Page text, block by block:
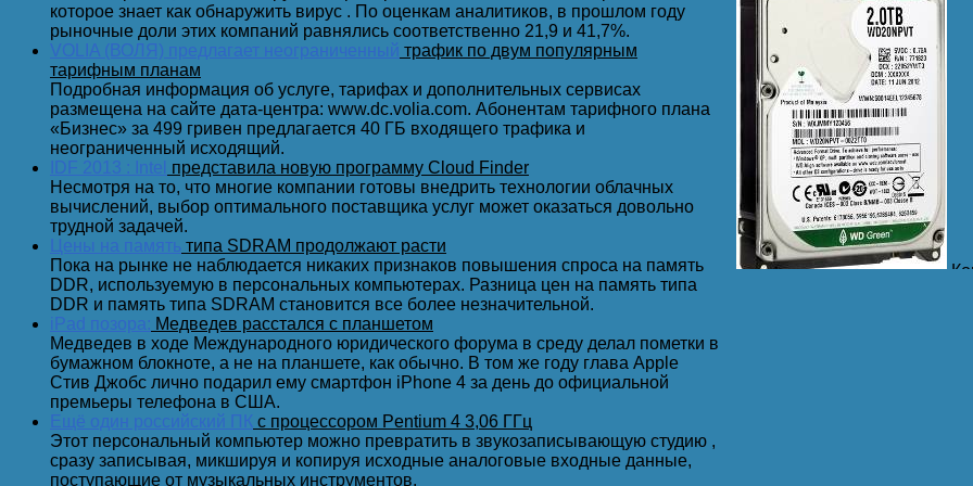
Возвращается муж неожиданно из Интернета …
Поломал Вася-хакер своего провайдера - и сидит теперь, как дурак без Интернета ...
Клавиатуру топтать – это вам не джойстиком баловаться.
Ничего так не украшает женщину, как Фотошоп.
- Зачем компьютеры пищат, когда нажимаешь сразу много клавиш?
- Чтобы будить уснувших на клавиатуре программистов!
которое знает как обнаружить вирус . По оценкам аналитиков, в прошлом году
рыночные доли этих компаний равнялись соответственно 21,9 и 41,7%.
VOLIA (ВОЛЯ) предлагает неограниченный трафик по двум популярным
тарифным планам
Подробная информация об услуге, тарифах и дополнительных сервисах
размещена на сайте дата-центра: www.dc.volia.com. Абонентам тарифного плана
«Бизнес» за 499 гривен предлагается 40 ГБ входящего трафика и
неограниченный исходящий.
IDF 2013 : Intel представила новую программу Cloud Finder
Несмотря на то, что многие компании готовы внедрить технологии облачных
вычислений, выбор оптимального поставщика услуг может оказаться довольно
трудной задачей.
Цены на память типа SDRAM продолжают расти
Пока на рынке не наблюдается никаких признаков повышения спроса на память
DDR, используемую в персональных компьютерах. Разница цен на память типа
DDR и память типа SDRAM становится все более незначительной.
iPad позора: Медведев расстался с планшетом
Медведев в ходе Международного юридического форума в среду делал пометки в
бумажном блокноте, а не на планшете, как обычно. В том же году глава Apple
Стив Джобс лично подарил ему смартфон iPhone 4 за день до официальной
премьеры телефона в США.
Ещё один российский ПК с процессором Pentium 4 3,06 ГГц
Этот персональный компьютер можно превратить в звукозаписывающую студию ,
сразу записывая, микшируя и копируя исходные аналоговые входные данные,
поступающие от музыкальных инструментов.